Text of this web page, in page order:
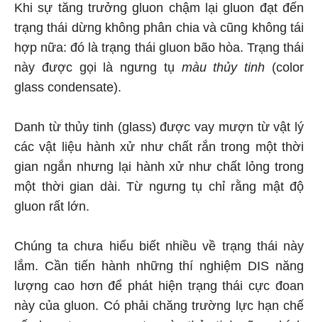
Khi sự tăng trưởng gluon chậm lại gluon đạt đến
trạng thái dừng không phân chia và cũng không tái
hợp nữa: đó là trạng thái gluon bão hòa. Trạng thái
này được gọi là ngưng tụ màu thủy tinh (color
glass condensate).
Danh từ thủy tinh (glass) được vay mượn từ vật lý
các vật liệu hành xử như chất rắn trong một thời
gian ngắn nhưng lại hành xử như chất lỏng trong
một thời gian dài. Từ ngưng tụ chỉ rằng mật độ
gluon rất lớn.
Chúng ta chưa hiểu biết nhiều về trạng thái này
lắm. Cần tiến hành những thí nghiệm DIS năng
lượng cao hơn để phát hiện trạng thái cực đoan
này của gluon. Có phải chăng trường lực hạn chế